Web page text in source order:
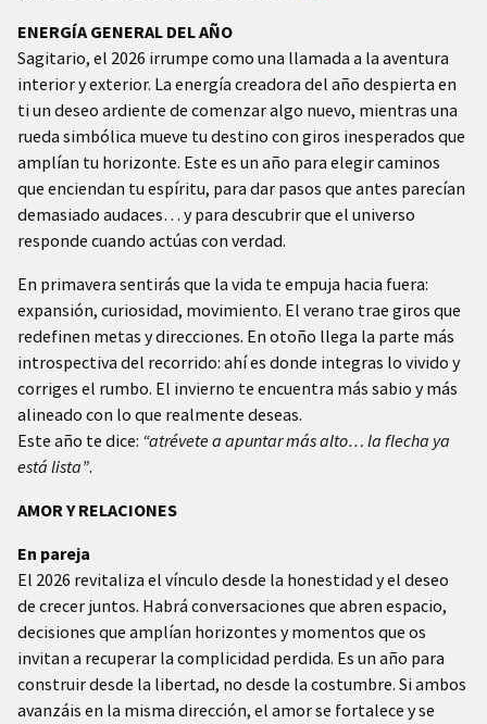
ENERGÍA GENERAL DEL AÑO
Sagitario, el 2026 irrumpe como una llamada a la aventura
interior y exterior. La energía creadora del año despierta en
ti un deseo ardiente de comenzar algo nuevo, mientras una
rueda simbólica mueve tu destino con giros inesperados que
amplían tu horizonte. Este es un año para elegir caminos
que enciendan tu espíritu, para dar pasos que antes parecían
demasiado audaces… y para descubrir que el universo
responde cuando actúas con verdad.
En primavera sentirás que la vida te empuja hacia fuera:
expansión, curiosidad, movimiento. El verano trae giros que
redefinen metas y direcciones. En otoño llega la parte más
introspectiva del recorrido: ahí es donde integras lo vivido y
corriges el rumbo. El invierno te encuentra más sabio y más
alineado con lo que realmente deseas.
Este año te dice: “atrévete a apuntar más alto… la flecha ya
está lista”.
AMOR Y RELACIONES
En pareja
El 2026 revitaliza el vínculo desde la honestidad y el deseo
de crecer juntos. Habrá conversaciones que abren espacio,
decisiones que amplían horizontes y momentos que os
invitan a recuperar la complicidad perdida. Es un año para
construir desde la libertad, no desde la costumbre. Si ambos
avanzáis en la misma dirección, el amor se fortalece y se